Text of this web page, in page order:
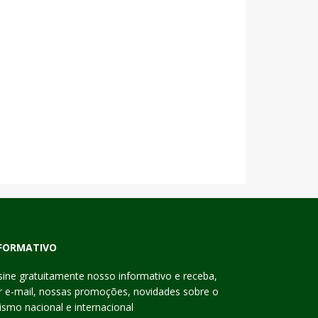
gratuitamente nosso informativo e receba,
e-mail, nossas promoções, novidades sobre o
nacional e internacional